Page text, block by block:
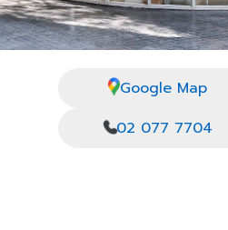
Google Map
02 077 7704